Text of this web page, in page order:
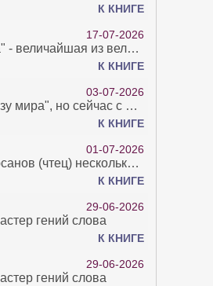
К КНИГЕ
17-07-2026
"Роза Мира" - величайшая из великих Книг - она отвечает на все вопросы, прочитать её нелегко...
К КНИГЕ
03-07-2026
я читал "Розу мира", но сейчас с возрастом зрение рухнуло. Но хочется ещё почитать. Просто захватывает. Хорошо, что есть А КНИГА. Спасибо за вашу работу.
К КНИГЕ
01-07-2026
Сергей Кирсанов (чтец) несколько раз рыгнул в микрофон. В наушниках это было хорошо слышно и сильно неприятно. Я понимаю, что это бесплатная аудиокнига, но не до такой же степени наплевать на слушателя..
К КНИГЕ
29-06-2026
гений слова
К КНИГЕ
29-06-2026
гений слова